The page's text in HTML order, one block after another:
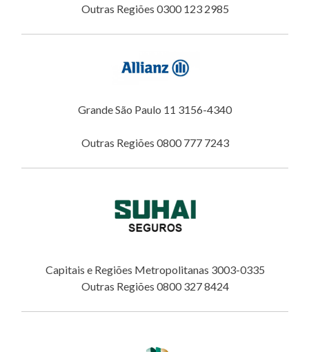
Outras Regiões 0300 123 2985
Grande São Paulo 11 3156-4340
Outras Regiões 0800 777 7243
Capitais e Regiões Metropolitanas 3003-0335
Outras Regiões 0800 327 8424